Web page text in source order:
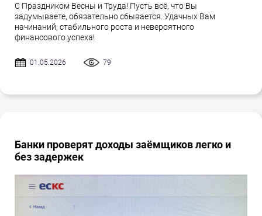
С Праздником Весны и Труда! Пусть всё, что Вы
задумываете, обязательно сбывается. Удачных Вам
начинаний, стабильного роста и невероятного
финансового успеха!
01.05.2026 79
Банки проверят доходы заёмщиков легко и
без задержек